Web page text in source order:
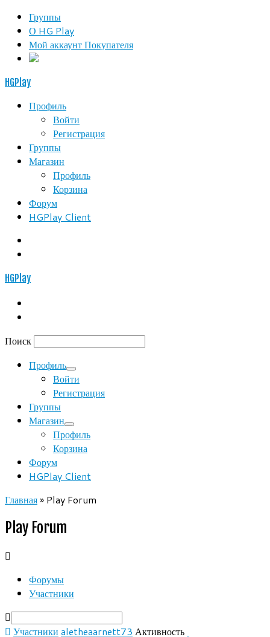
Группы
О HG Play
Мой аккаунт Покупателя
HGPlay
Профиль
Войти
Регистрация
Группы
Магазин
Профиль
Корзина
Форум
HGPlay Client
HGPlay
Поиск
Профиль
Войти
Регистрация
Группы
Магазин
Профиль
Корзина
Форум
HGPlay Client
Главная» Play Forum
Play Forum
Форумы
Участники
Участники aletheaarnett73 Активность